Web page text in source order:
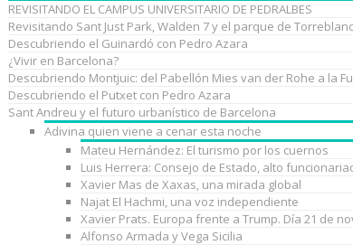
REVISITANDO EL CAMPUS UNIVERSITARIO DE PEDRALBES
Revisitando Sant Just Park, Walden 7 y el parque de
Descubriendo el Guinardó con Pedro Azara
¿Vivir en Barcelona?
Descubriendo Montjuic: del Pabellón Mies van der Rohe a la
Descubriendo el Putxet con Pedro Azara
Sant Andreu y el futuro urbanístico de Barcelona
Adivina quien viene a cenar esta noche
Mateu Hernández: El turismo por los cuernos
Luis Herrera: Consejo de Estado, alto
Xavier Mas de Xaxas, una mirada global
Najat El Hachmi, una voz independiente
Xavier Prats. Europa frente a Trump. Día 21 de
Alfonso Armada y Vega Sicilia